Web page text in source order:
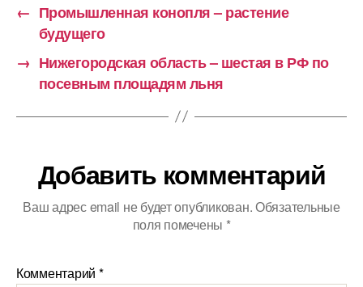
← Промышленная конопля – растение
будущего
→ Нижегородская область – шестая в РФ по
посевным площадям льня
Добавить комментарий
Ваш адрес email не будет опубликован.Обязательные
поля помечены *
Комментарий *